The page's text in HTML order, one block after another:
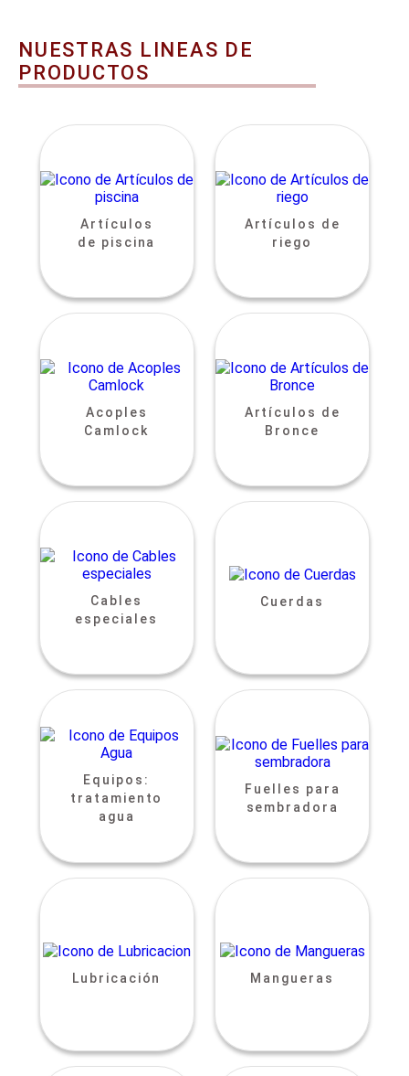
NUESTRAS LINEAS DE
PRODUCTOS
Artículos
de piscina
Artículos de
riego
Acoples
Camlock
Artículos de
Bronce
Cables
especiales
Cuerdas
Equipos:
tratamiento
agua
Fuelles para
sembradora
Lubricación Mangueras